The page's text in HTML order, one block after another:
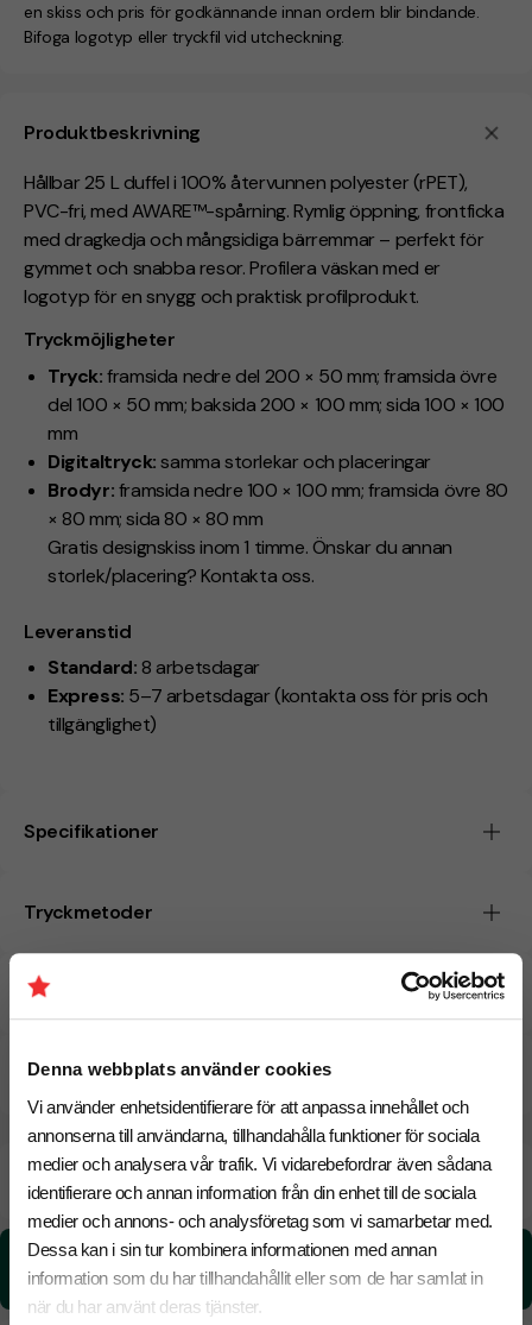
Denna webbplats använder cookies
Vi använder enhetsidentifierare för att anpassa innehållet och
annonserna till användarna, tillhandahålla funktioner för sociala
medier och analysera vår trafik. Vi vidarebefordrar även sådana
identifierare och annan information från din enhet till de sociala
medier och annons- och analysföretag som vi samarbetar med.
Dessa kan i sin tur kombinera informationen med annan
information som du har tillhandahållit eller som de har samlat in
när du har använt deras tjänster.
Produktbeskrivning
Hållbar 25 L duffel i 100% återvunnen polyester (rPET),
PVC-fri, med AWARE™-spårning. Rymlig öppning, frontficka
med dragkedja och mångsidiga bärremmar – perfekt för
gymmet och snabba resor. Profilera väskan med er
logotyp för en snygg och praktisk profilprodukt.
Tryckmöjligheter
Tryck:framsida nedre del 200 × 50 mm; framsida övre
del 100 × 50 mm; baksida 200 × 100 mm; sida 100 × 100
mm
Digitaltryck:samma storlekar och placeringar
Brodyr:framsida nedre 100 × 100 mm; framsida övre 80
× 80 mm; sida 80 × 80 mm
Gratis designskiss inom 1 timme. Önskar du annan
storlek/placering? Kontakta oss.
Leveranstid
Standard: 8 arbetsdagar
Express: 5–7 arbetsdagar (kontakta oss för pris och
tillgänglighet)
Specifikationer
Tryckmetoder
Pristabell
CO₂e -avtryck
en skiss och pris för godkännande innan ordern blir bindande.
Bifoga logotyp eller tryckfil vid utcheckning.
18 Augusti Beräknad leveranstid: 8 arbetsdagar
Snabbare leverans? Kontakta oss.
CO₂e -avtryck:
4.48 kg CO₂e / per styck